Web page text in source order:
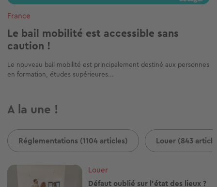
France
Le bail mobilité est accessible sans
caution !
Le nouveau bail mobilité est principalement destiné aux personnes
en formation, études supérieures...
A la une !
Réglementations (1104 articles) Louer (843
Image
Louer
Défaut oublié sur l'état des lieux ?